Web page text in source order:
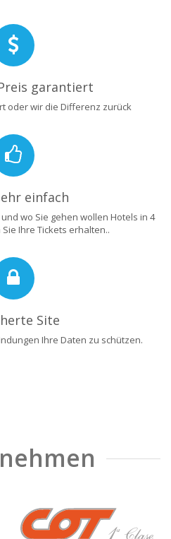
garantiert
oder wir die Differenz zurück
einfach
wo Sie gehen wollen Hotels in 4
Ihre Tickets erhalten..
Site
Ihre Daten zu schützen.
❯